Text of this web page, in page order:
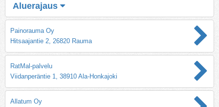
Aluerajaus
Painorauma Oy
Hitsaajantie 2, 26820 Rauma
RatMal-palvelu
Viidanperäntie 1, 38910 Ala-Honkajoki
Allatum Oy